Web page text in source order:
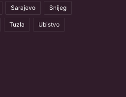
Sarajevo Snijeg
Tuzla Ubistvo